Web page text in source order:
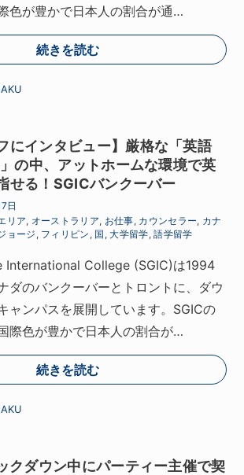
色が豊かで日本人の割合が通…
続きを読む
にインタビュー】厳格な「英語
の中、アットホームな環境で英
せる！SGICバンクーバー
日
リア, オーストラリア, お仕事, カウンセラー, カナ
ョージ , フィリピン , 国 ,大学留学,語学留学
International College (SGIC)は1994
ダのバンクーバーとトロントに、ダウ
ャンパスを展開しています。SGICの
際色が豊かで日本人の割合が…
続きを読む
ダウン中にパーティー主催で契